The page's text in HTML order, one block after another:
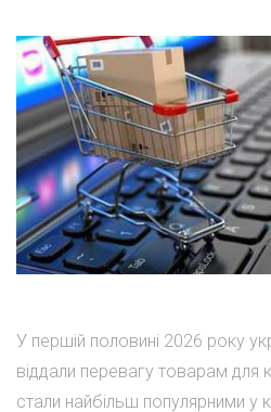
У першій половині 2026 року
віддали перевагу товарам для
стали найбільш популярними у